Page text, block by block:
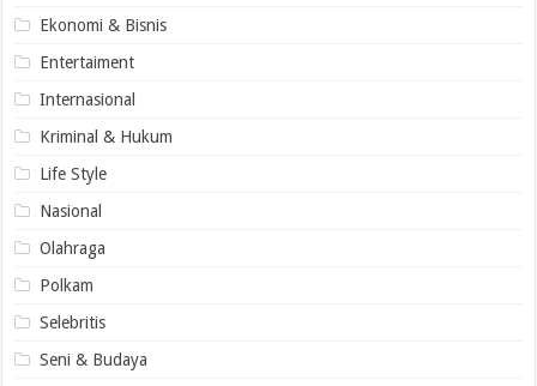
Ekonomi & Bisnis
Entertaiment
Internasional
Kriminal & Hukum
Life Style
Nasional
Olahraga
Polkam
Selebritis
Seni & Budaya